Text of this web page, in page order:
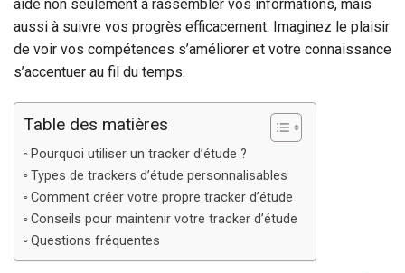
aide non seulement à rassembler vos informations, mais
aussi à suivre vos progrès efficacement. Imaginez le plaisir
de voir vos compétences s’améliorer et votre connaissance
s’accentuer au fil du temps.
Table des matières
Pourquoi utiliser un tracker d’étude ?
Types de trackers d’étude personnalisables
Comment créer votre propre tracker d’étude
Conseils pour maintenir votre tracker d’étude
Questions fréquentes